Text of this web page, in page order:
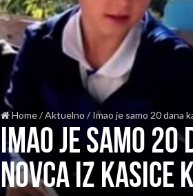
Home/Aktuelno / Imao je samo 20 dana
Imao je samo
novca iz kasice